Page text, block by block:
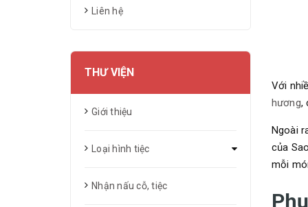
Với
hương,
Ngoài
của
mỗi
Liên hệ
THƯ VIỆN
Giới thiệu
Loại hình tiệc
Nhận nấu cỗ, tiệc